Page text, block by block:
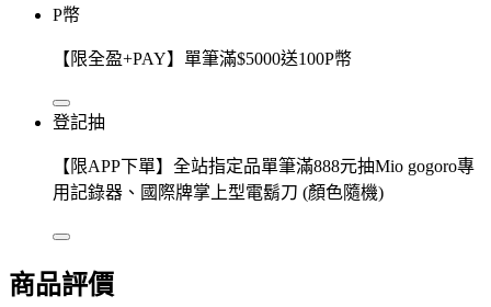
P幣
【限全盈+PAY】單筆滿$5000送100P幣
登記抽
【限APP下單】全站指定品單筆滿888元抽Mio gogoro專
用記錄器、國際牌掌上型電鬍刀 (顏色隨機)
商品評價